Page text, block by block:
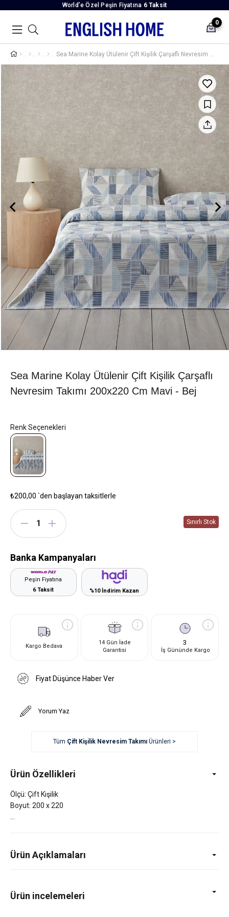
World’e Özel Peşin Fiyatına 6 Taksit
0
Sea Marine Kolay Ütülenir Çift Kişilik Çarşaflı Nevresim Takımı 200x220 cm Mavi - Bej
Sea Marine Kolay Ütülenir Çift Kişilik Çarşaflı
Nevresim Takımı 200x220 Cm Mavi - Bej
₺200,00 `den başlayan taksitlerle
Banka Kampanyaları
Peşin Fiyatına
6 Taksit
%10 İndirim Kazan
Kargo Bedava
14 Gün İade
Garantisi
3
İş Gününde Kargo
Fiyat Düşünce Haber Ver
Yorum Yaz
Tüm Çift Kişilik Nevresim TakımıÜrünleri >
Ürün Özellikleri
Ölçü: Çift Kişilik
Boyut: 200 x 220
Ürün Açıklamaları